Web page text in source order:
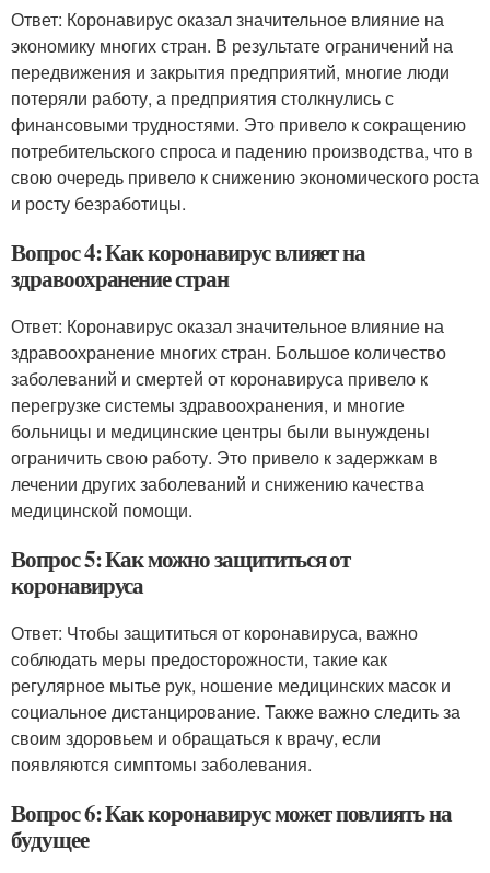
Ответ: Коронавирус оказал значительное влияние на
экономику многих стран. В результате ограничений на
передвижения и закрытия предприятий, многие люди
потеряли работу, а предприятия столкнулись с
финансовыми трудностями. Это привело к сокращению
потребительского спроса и падению производства, что в
свою очередь привело к снижению экономического роста
и росту безработицы.
Вопрос 4: Как коронавирус влияет на
здравоохранение стран
Ответ: Коронавирус оказал значительное влияние на
здравоохранение многих стран. Большое количество
заболеваний и смертей от коронавируса привело к
перегрузке системы здравоохранения, и многие
больницы и медицинские центры были вынуждены
ограничить свою работу. Это привело к задержкам в
лечении других заболеваний и снижению качества
медицинской помощи.
Вопрос 5: Как можно защититься от
коронавируса
Ответ: Чтобы защититься от коронавируса, важно
соблюдать меры предосторожности, такие как
регулярное мытье рук, ношение медицинских масок и
социальное дистанцирование. Также важно следить за
своим здоровьем и обращаться к врачу, если
появляются симптомы заболевания.
Вопрос 6: Как коронавирус может повлиять на
будущее